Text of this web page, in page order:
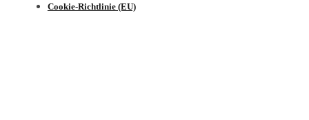
Cookie-Richtlinie (EU)